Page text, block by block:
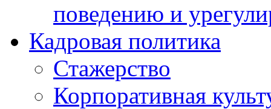
поведению и
Кадровая политика
Стажерство
Корпоративная